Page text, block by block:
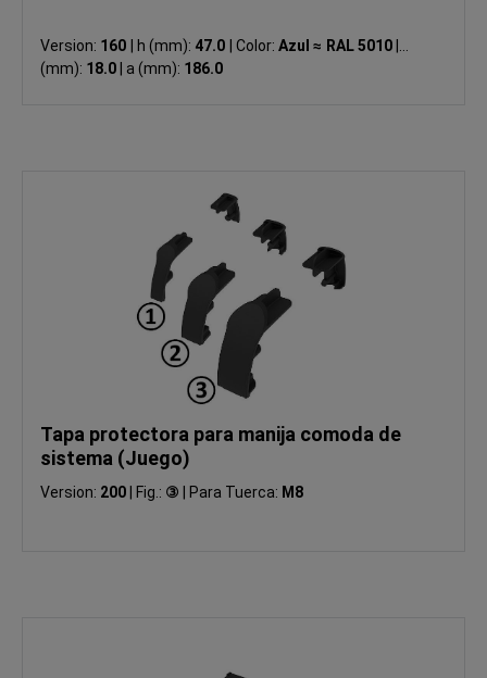
Version: 160 h (mm): 47.0 Color:Azul ≈ RAL 5010
(mm): 18.0 a (mm): 186.0
Tapa protectora para manija comoda de
sistema (Juego)
Version: 200 Fig.: ③ Para Tuerca: M8